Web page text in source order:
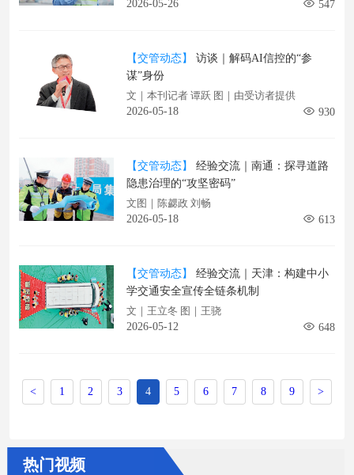
2026-05-26
547
【交管动态】
访谈｜解码AI信控的“参
谋”身份
文｜本刊记者 谭跃 图｜由受访者提供
2026-05-18
930
【交管动态】
经验交流｜南通：探寻道路
隐患治理的“攻坚密码”
文图｜陈勰政 刘畅
2026-05-18
613
【交管动态】
经验交流｜天津：构建中小
学交通安全宣传全链条机制
文｜王立冬 图｜王骁
2026-05-12
648
< 1 2 3 4 5 6 7 8 9 >
热门视频